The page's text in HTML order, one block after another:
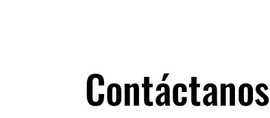
Contáctanos